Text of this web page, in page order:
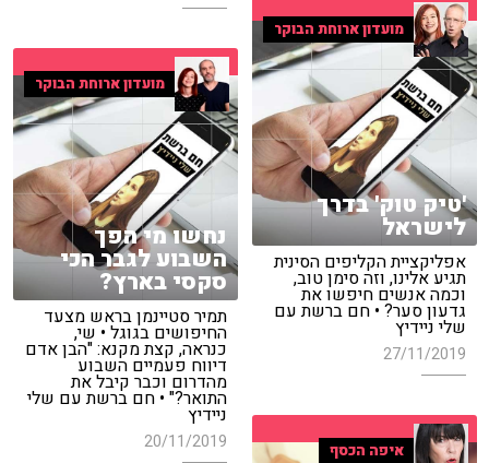
מועדון ארוחת הבוקר
'טיק טוק' בדרך
לישראל
אפליקציית הקליפים הסינית
תגיע אלינו, וזה סימן טוב,
וכמה אנשים חיפשו את
גדעון סער? • חם ברשת עם
שלי ניידיץ
27/11/2019
מועדון ארוחת הבוקר
נחשו מי הפך
השבוע לגבר הכי
סקסי בארץ?
תמיר סטיינמן בראש מצעד
החיפושים בגוגל • שי,
כנראה, קצת מקנא: "הבן אדם
דיווח פעמיים השבוע
מהדרום וכבר קיבל את
התואר?" • חם ברשת עם שלי
ניידיץ
20/11/2019 איפה הכסף